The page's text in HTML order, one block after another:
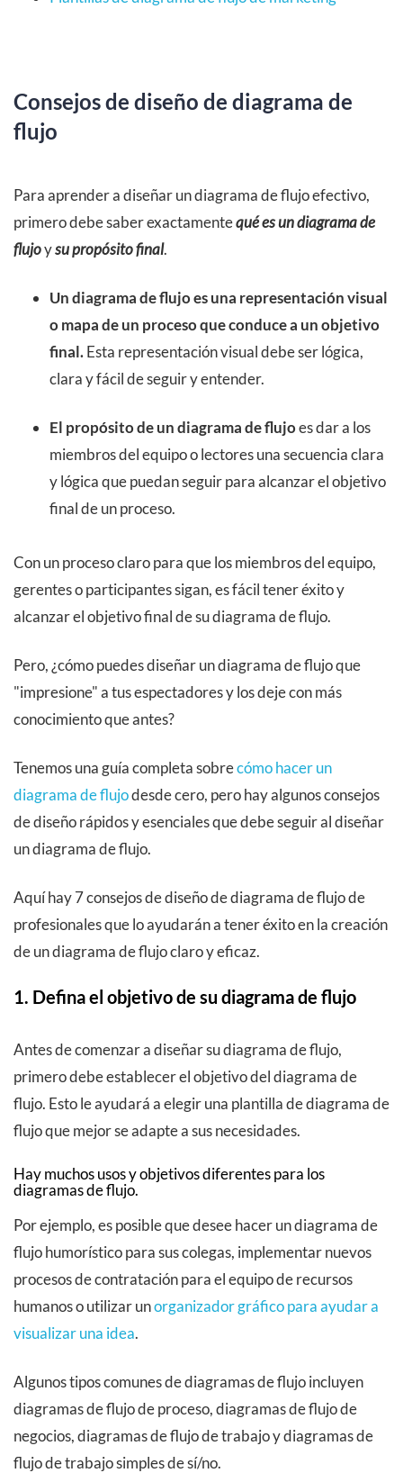
Consejos de diseño de diagrama de
flujo
Para aprender a diseñar un diagrama de flujo efectivo,
primero debe saber exactamentequé es un diagrama de
flujoysu propósito final.
Un diagrama de flujo es una representación visual
o mapa de un proceso que conduce a un objetivo
final.Esta representación visual debe ser lógica,
clara y fácil de seguir y entender.
El propósito de un diagrama de flujoes dar a los
miembros del equipo o lectores una secuencia clara
y lógica que puedan seguir para alcanzar el objetivo
final de un proceso.
Con un proceso claro para que los miembros del equipo,
gerentes o participantes sigan, es fácil tener éxito y
alcanzar el objetivo final de su diagrama de flujo.
Pero, ¿cómo puedes diseñar un diagrama de flujo que
"impresione" a tus espectadores y los deje con más
conocimiento que antes?
Tenemos una guía completa sobrecómo hacer un
diagrama de flujodesde cero, pero hay algunos consejos
de diseño rápidos y esenciales que debe seguir al diseñar
un diagrama de flujo.
Aquí hay 7 consejos de diseño de diagrama de flujo de
profesionales que lo ayudarán a tener éxito en la creación
de un diagrama de flujo claro y eficaz.
1. Defina el objetivo de su diagrama de flujo
Antes de comenzar a diseñar su diagrama de flujo,
primero debe establecer el objetivo del diagrama de
flujo. Esto le ayudará a elegir una plantilla de diagrama de
flujo que mejor se adapte a sus necesidades.
Hay muchos usos y objetivos diferentes para los
diagramas de flujo.
Por ejemplo, es posible que desee hacer un diagrama de
flujo humorístico para sus colegas, implementar nuevos
procesos de contratación para el equipo de recursos
humanos o utilizar unorganizador gráfico para ayudar a
visualizar una idea.
Algunos tipos comunes de diagramas de flujo incluyen
diagramas de flujo de proceso, diagramas de flujo de
negocios, diagramas de flujo de trabajo y diagramas de
flujo de trabajo simples de sí/no.